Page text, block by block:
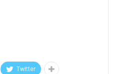
Twitter